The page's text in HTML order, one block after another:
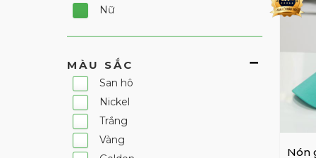
J.Lindeberg
JDX
Khác
Ryoma
HAZZYS GOLF
Fila
Nữ
MÀU SẮC
San hô
Nickel
Trắng
Vàng
Nón